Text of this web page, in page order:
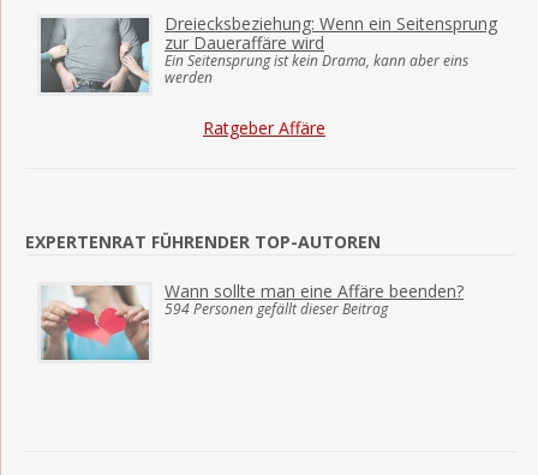
Dreiecksbeziehung: Wenn ein Seitensprung
zur Daueraffäre wird
Ein Seitensprung ist kein Drama, kann aber eins
werden
Ratgeber Affäre
EXPERTENRAT FÜHRENDER TOP-AUTOREN
Wann sollte man eine Affäre beenden?
594 Personen gefällt dieser Beitrag